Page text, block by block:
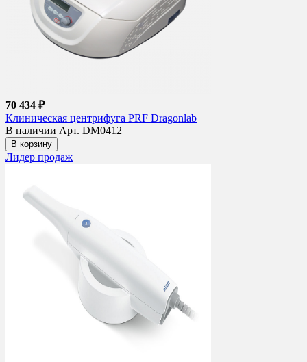
70 434 ₽
Клиническая центрифуга PRF Dragonlab
В наличии Арт. DM0412
В корзину
Лидер продаж